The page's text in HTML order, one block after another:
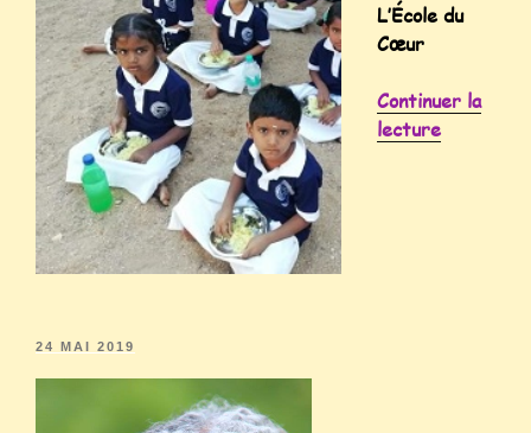
L’École du
Cœur
Continuer la
lecture
24 MAI 2019